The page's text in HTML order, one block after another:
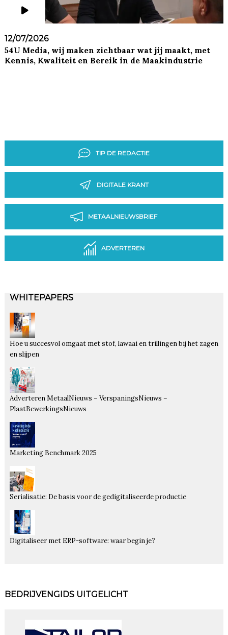
12/07/2026
54U Media, wij maken zichtbaar wat jij maakt, met
Kennis, Kwaliteit en Bereik in de Maakindustrie
TIP DE REDACTIE
DIGITALE KRANT
METAALNIEUWSBRIEF
ADVERTEREN
WHITEPAPERS
Hoe u succesvol omgaat met stof, lawaai en trillingen bij het zagen
en slijpen
Adverteren MetaalNieuws – VerspaningsNieuws –
PlaatBewerkingsNieuws
Marketing Benchmark 2025
Serialisatie: De basis voor de gedigitaliseerde productie
Digitaliseer met ERP-software: waar begin je?
BEDRIJVENGIDS UITGELICHT